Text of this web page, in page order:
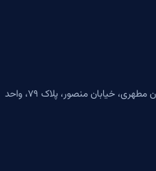
تهران، خیابان ولیعصر، ابتدای خیابان مطهری، خیابان منصور، پلاک ۷۹، واحد